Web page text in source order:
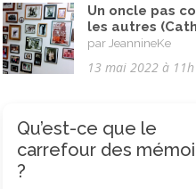
Un oncle pas
les autres
par JeannineKe
13 mai 2022 à
Qu’est-ce que le
carrefour des
?